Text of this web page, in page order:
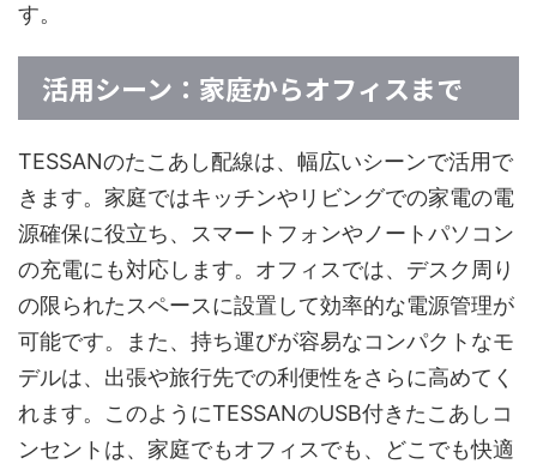
す。
活用シーン：家庭からオフィスまで
TESSANのたこあし配線は、幅広いシーンで活用で
きます。家庭ではキッチンやリビングでの家電の電
源確保に役立ち、スマートフォンやノートパソコン
の充電にも対応します。オフィスでは、デスク周り
の限られたスペースに設置して効率的な電源管理が
可能です。また、持ち運びが容易なコンパクトなモ
デルは、出張や旅行先での利便性をさらに高めてく
れます。このようにTESSANのUSB付きたこあしコ
ンセントは、家庭でもオフィスでも、どこでも快適